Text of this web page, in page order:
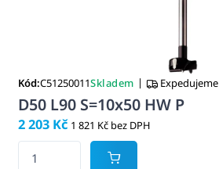
Kód:C51250011Skladem | Expedujeme
D50 L90 S=10x50 HW P
2 203 Kč 1 821 Kč bez DPH